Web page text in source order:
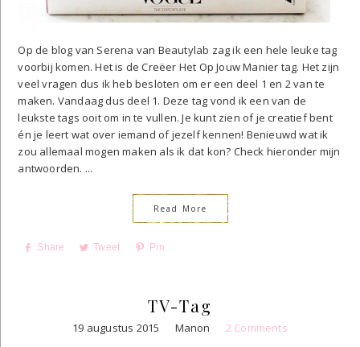
Op de blog van Serena van Beautylab zag ik een hele leuke tag
voorbij komen. Het is de Creëer Het Op Jouw Manier tag. Het zijn
veel vragen dus ik heb besloten om er een deel 1 en 2 van te
maken. Vandaag dus deel 1. Deze tag vond ik een van de
leukste tags ooit om in te vullen. Je kunt zien of je creatief bent
én je leert wat over iemand of jezelf kennen! Benieuwd wat ik
zou allemaal mogen maken als ik dat kon? Check hieronder mijn
antwoorden. ...
Read More
Share Tweet Pin
TV-Tag
19 augustus 2015 Manon 2 Comments